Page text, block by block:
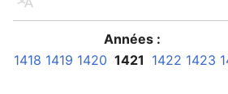
Langue
Années :
1418 1419 1420 1421 1422 1423